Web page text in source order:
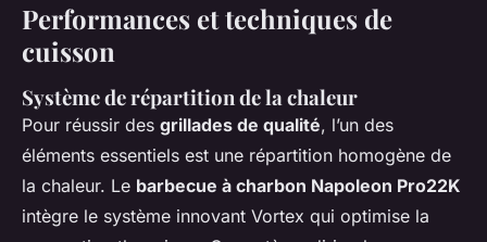
Performances et techniques de
cuisson
Système de répartition de la chaleur
Pour réussir des grillades de qualité, l’un des
éléments essentiels est une répartition homogène de
la chaleur. Le barbecue à charbon Napoleon Pro22K
intègre le système innovant Vortex qui optimise la